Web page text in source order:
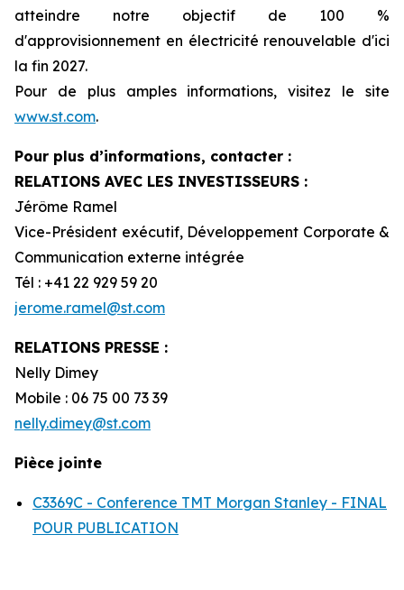
atteindre notre objectif de 100 %
d'approvisionnement en électricité renouvelable d'ici
la fin 2027.
Pour de plus amples informations, visitez le site
www.st.com.
Pour plus d’informations, contacter :
RELATIONS AVEC LES INVESTISSEURS :
Jérôme Ramel
Vice-Président exécutif, Développement Corporate &
Communication externe intégrée
Tél : +41 22 929 59 20
jerome.ramel@st.com
RELATIONS PRESSE :
Nelly Dimey
Mobile : 06 75 00 73 39
nelly.dimey@st.com
Pièce jointe
C3369C - Conference TMT Morgan Stanley - FINAL
POUR PUBLICATION